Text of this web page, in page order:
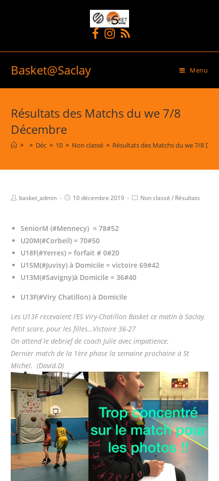
Basket@Saclay Menu
Résultats des Matchs du we 7/8
Décembre
> > Déc > 10 > Non classé > Résultats des Matchs du we 7/8
basket_admin 10 décembre 2019 Non classé / Résultats
SeniorM (#Mennecy) = 78#52
U20M(#Corbeil) = 70#50
U18F(#Yerres) = forfait # 0#20
U15M(#Juvisy) à Domicile = victoire 69#42
U13M(#Savigny)à Domicile = 36#40
U13F(#Viry Chatillon) à Domicile
Les U13F recevaient l’ES Viry-Chatillon Basket ce matin à Saclay.
Petit score, pour les filles…Victoire 36-27
On attend le debrief de coach Julie avec impatience.
Dernier match de la 1ère phase la semaine prochaine à St
Michel. (David.D)